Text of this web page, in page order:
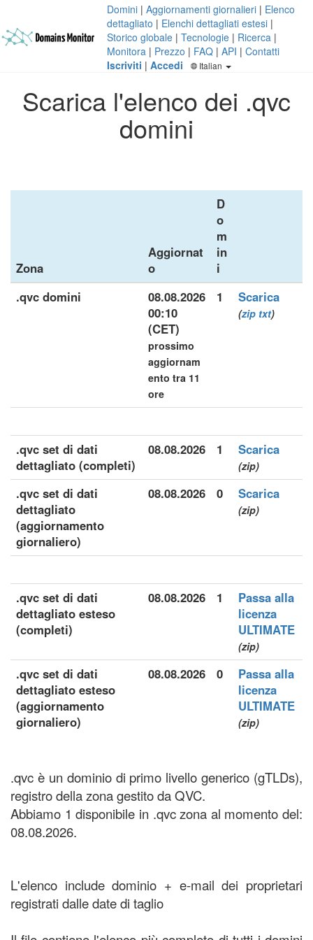
Domini | Aggiornamenti giornalieri | Elenco
dettagliato | Elenchi dettagliati estesi |
Storico globale | Tecnologie | Ricerca |
Monitora | Prezzo | FAQ | API | Contatti
Iscriviti | Accedi Italian
Scarica l'elenco dei .qvc
domini
Zona
Aggiornat
o
D
o
m
in
i
.qvc domini
08.08.2026
00:10
(CET)
prossimo
aggiornam
ento tra 11
ore
1 Scarica
(zip txt)
.qvc set di dati
dettagliato (completi)
08.08.2026 1 Scarica
(zip)
.qvc set di dati
dettagliato
(aggiornamento
giornaliero)
08.08.2026 0 Scarica
(zip)
.qvc set di dati
dettagliato esteso
(completi)
08.08.2026 1
Passa alla
licenza
ULTIMATE
(zip)
.qvc set di dati
dettagliato esteso
(aggiornamento
giornaliero)
08.08.2026 0
Passa alla
licenza
ULTIMATE
(zip)
.qvc è un dominio di primo livello generico (gTLDs),
registro della zona gestito da QVC.
Abbiamo 1 disponibile in .qvc zona al momento del:
08.08.2026.
L'elenco include dominio + e-mail dei proprietari
registrati dalle date di taglio